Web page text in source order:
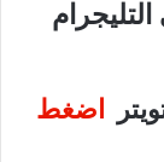
اضغط